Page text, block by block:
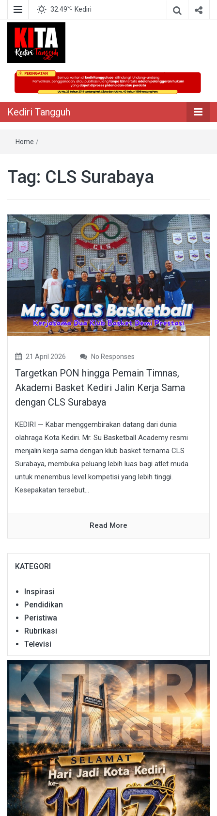
32.49℃ Kediri
Kediri Tangguh
Berita Akurat Terpercaya
Kediri Tangguh
Home /
Tag: CLS Surabaya
21 April 2026 No Responses
Targetkan PON hingga Pemain Timnas,
Akademi Basket Kediri Jalin Kerja Sama
dengan CLS Surabaya
KEDIRI — Kabar menggembirakan datang dari dunia
olahraga Kota Kediri. Mr. Su Basketball Academy resmi
menjalin kerja sama dengan klub basket ternama CLS
Surabaya, membuka peluang lebih luas bagi atlet muda
untuk menembus level kompetisi yang lebih tinggi.
Kesepakatan tersebut...
Read More
KATEGORI
Inspirasi
Pendidikan
Peristiwa
Rubrikasi
Televisi